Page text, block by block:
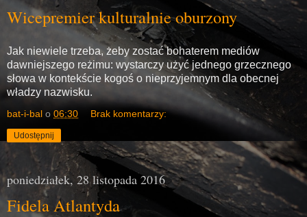
Wicepremier kulturalnie oburzony
Jak niewiele trzeba, żeby zostać bohaterem mediów
dawniejszego reżimu: wystarczy użyć jednego grzecznego
słowa w kontekście kogoś o nieprzyjemnym dla obecnej
władzy nazwisku.
bat-i-bal o 06:30 Brak komentarzy:
Udostępnij
poniedziałek, 28 listopada 2016
Fidela Atlantyda